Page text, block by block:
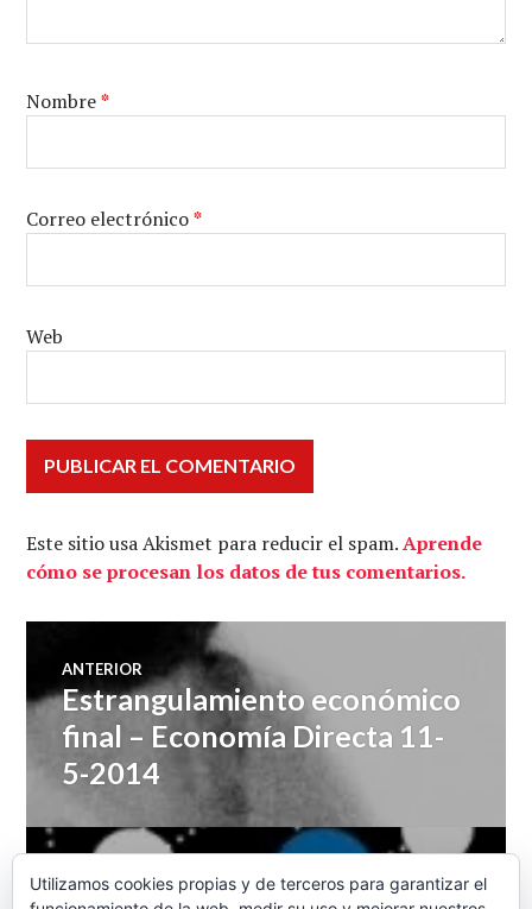
Nombre*
Correo electrónico*
Web
Este sitio usa Akismet para reducir el spam.Aprende
cómo se procesan los datos de tus comentarios.
Navegación
de
entradas
ANTERIOR
Entrada
anterior:
Estrangulamiento económico
final – Economía Directa 11-
5-2014
SIGUIENTE
Entrada
Utilizamos cookies propias y de terceros para garantizar el